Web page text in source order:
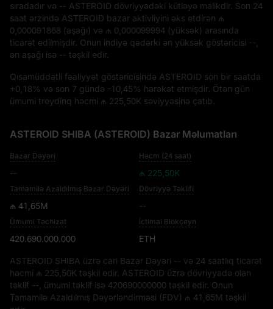
sıradadır və -- ASTEROID dövriyyədəki kütləyə malikdir. Son 24
saat ərzində ASTEROID bazar aktivliyini əks etdirən ₼
0,000091868 (aşağı) və ₼ 0,000099994 (yüksək) arasında
ticarət edilmişdir. Onun indiyə qədərki ən yüksək göstəricisi --
ən aşağı isə -- təşkil edir.
Qısamüddətli fəaliyyət göstəricisində ASTEROID son bir saatda
+0,18% və son 7 gündə -10,45% hərəkət etmişdir. Ötən gün
ümumi treydinq həcmi ₼ 225,50K səviyyəsinə çatıb.
ASTEROID SHIBA (ASTEROID) Bazar Məlumatları
Bazar Dəyəri
--
Həcm (24 saat)
₼ 225,50K
Tamamilə Azaldılmış Bazar Dəyəri
₼ 41,65M
Dövriyyə Təklifi
--
Ümumi Təchizat
420.690.000.000
İctimai Blokçeyn
ETH
ASTEROID SHIBA üzrə cari Bazar Dəyəri -- və 24 saatlıq ticarət
həcmi ₼ 225,50K təşkil edir. ASTEROID üzrə dövriyyədə olan
təklif -- , ümumi təklif isə 420690000000 təşkil edir. Onun
Tamamilə Azaldılmış Dəyərləndirməsi (FDV) ₼ 41,65M təşkil